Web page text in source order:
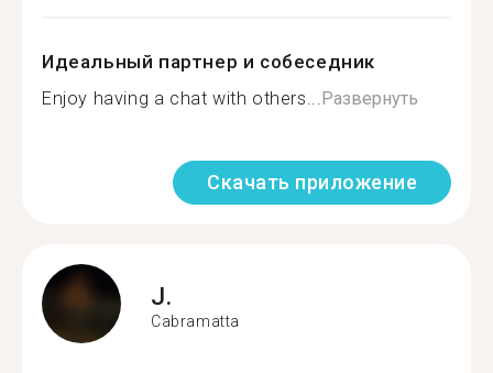
Идеальный партнер и собеседник
Enjoy having a chat with others...Развернуть
Скачать приложение
J.
Cabramatta